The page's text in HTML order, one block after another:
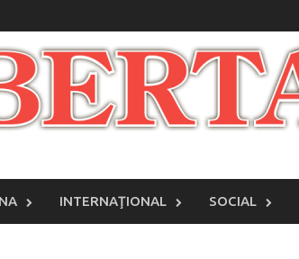
INTERNAŢIONAL SOCIAL